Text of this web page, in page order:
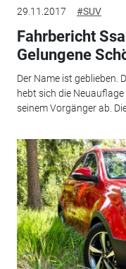
29.11.2017 #SUV
Fahrbericht
Gelungene
Der Name ist geblieben.
hebt sich die
seinem Vorgänger ab.